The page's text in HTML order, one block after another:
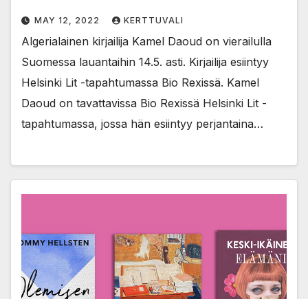
MAY 12, 2022 KERTTUVALI
Algerialainen kirjailija Kamel Daoud on vierailulla
Suomessa lauantaihin 14.5. asti. Kirjailija esiintyy
Helsinki Lit -tapahtumassa Bio Rexissä. Kamel
Daoud on tavattavissa Bio Rexissä Helsinki Lit -
tapahtumassa, jossa hän esiintyy perjantaina…